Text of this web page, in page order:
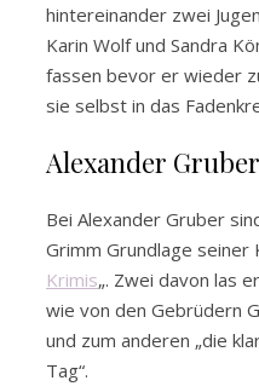
hintereinander zwei
Karin Wolf und Sandra
fassen bevor er wieder
sie selbst in das
Alexander Gruber
Bei Alexander Gruber
Grimm Grundlage seiner
Krimis„. Zwei davon las
wie von den Gebrüdern
und zum anderen „die
Tag“.